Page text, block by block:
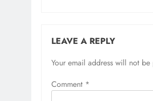
LEAVE A REPLY
Your email address will not be
Comment *